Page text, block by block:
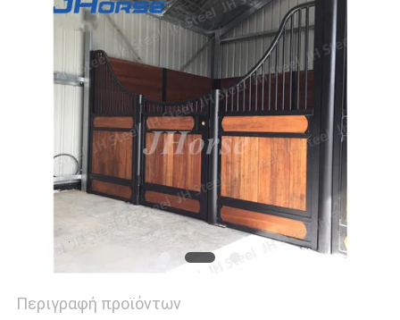
Περιγραφή προϊόντων